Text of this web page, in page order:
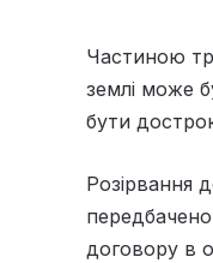
Частиною
землі може
бути
Розірвання
договору в